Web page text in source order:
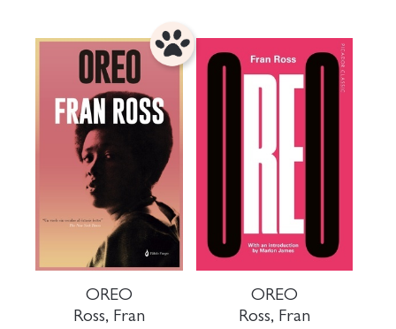
OREO
Ross, Fran
OREO
Ross, Fran